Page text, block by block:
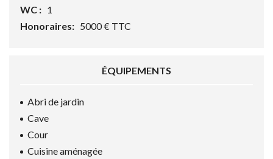
WC : 1
Honoraires: 5000 € TTC
ÉQUIPEMENTS
Abri de jardin
Cave
Cour
Cuisine aménagée